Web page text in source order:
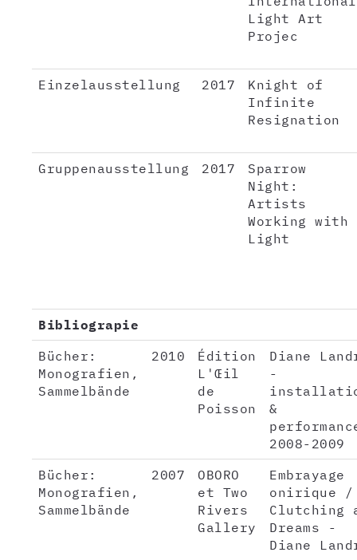
Light Art
Projec
Einzelausstellung 2017
Knight of
Infinite
Resignation
Gruppenausstellung 2017
Sparrow
Night:
Artists
Working with
Light
Bibliograpie
Bücher:
Monografien,
Sammelbände
2010
Édition
L'Œil
de
Poisson
Diane
-
&
2008-2009
Bücher:
Monografien,
Sammelbände
2007
OBORO
et Two
Rivers
Gallery
Embrayage
onirique /
Clutching
Dreams -
Diane